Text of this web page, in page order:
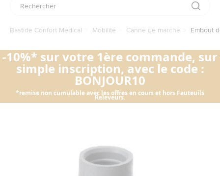
Bastide Confort Médical Mobilité Canne de marche Embout
-10%* sur votre 1ère commande, sur
simple inscription, avec le code :
BONJOUR10
*remise non cumulable avec les offres en cours et hors Fauteuils
Releveurs.